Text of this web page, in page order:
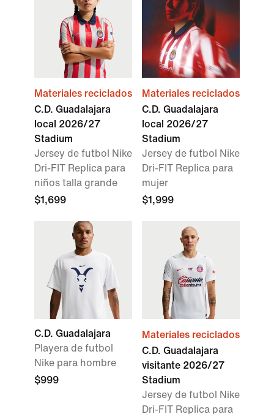
Materiales reciclados
C.D. Guadalajara
local 2026/27
Stadium
Jersey de futbol Nike
Dri-FIT Replica para
niños talla grande
$1,699
Materiales reciclados
C.D. Guadalajara
local 2026/27
Stadium
Jersey de futbol Nike
Dri-FIT Replica para
mujer
$1,999
C.D. Guadalajara
Playera de futbol
Nike para hombre
$999
Materiales reciclados
C.D. Guadalajara
visitante 2026/27
Stadium
Jersey de futbol Nike
Dri-FIT Replica para